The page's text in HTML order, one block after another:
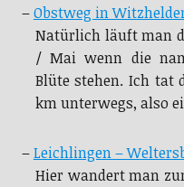
–Obstweg in
Natürlich läuft man
/ Mai wenn die
Blüte stehen. Ich tat
km unterwegs, also
–Leichlingen –
Hier wandert man